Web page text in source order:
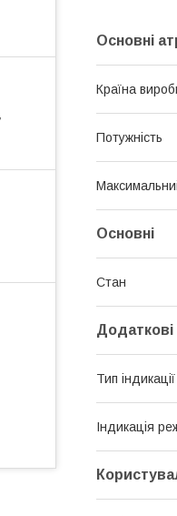
Основні
Країна
Потужність
Основні
Стан
Додаткові
Тип індикації
Індикація